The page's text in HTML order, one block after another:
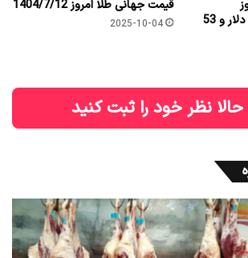
1404/7/12 |برنت 64 دلار و 53
قیمت جهانی طلا امروز 1404/7/12
2025-10-04
نظر خود را ثبت کنید